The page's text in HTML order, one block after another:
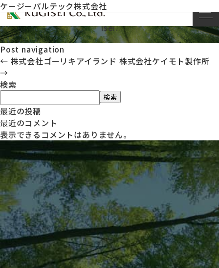
ケージーパルテック株式会社
This entry was posted on
bykug
isei.
Post navigation
← 株式会社ゴーリキアイランド 株式会社ケイモト製作所
→
検索
検索
最近の投稿
最近のコメント
表示できるコメントはありません。
03-3312-6411